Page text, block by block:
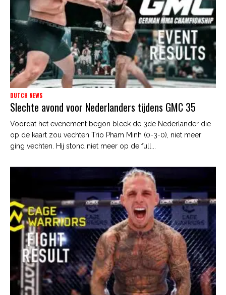
DUTCH NEWS
Slechte avond voor Nederlanders tijdens GMC 35
Voordat het evenement begon bleek de 3de Nederlander die
op de kaart zou vechten Trio Pham Minh (0-3-0), niet meer
ging vechten. Hij stond niet meer op de full...